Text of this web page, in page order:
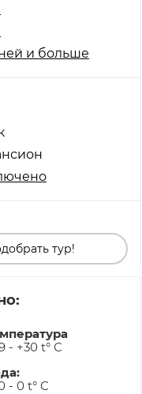
и больше
тур!
- +30 t° C
- 0 t° C